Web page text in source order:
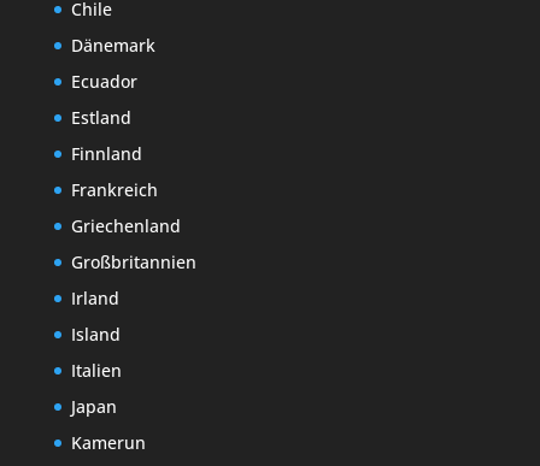
Chile
Dänemark
Ecuador
Estland
Finnland
Frankreich
Griechenland
Großbritannien
Irland
Island
Italien
Japan
Kamerun